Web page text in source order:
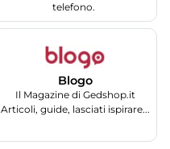
telefono.
Blogo
Il Magazine di Gedshop.it
Articoli, guide, lasciati ispirare...